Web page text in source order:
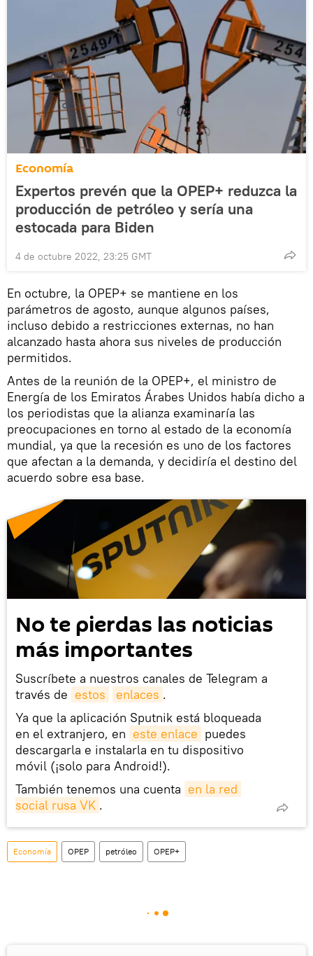
Economía
Expertos prevén que la OPEP+ reduzca la
producción de petróleo y sería una
estocada para Biden
4 de octubre 2022, 23:25 GMT
En octubre, la OPEP+ se mantiene en los
parámetros de agosto, aunque algunos países,
incluso debido a restricciones externas, no han
alcanzado hasta ahora sus niveles de producción
permitidos.
Antes de la reunión de la OPEP+, el ministro de
Energía de los Emiratos Árabes Unidos había dicho a
los periodistas que la alianza examinaría las
preocupaciones en torno al estado de la economía
mundial, ya que la recesión es uno de los factores
que afectan a la demanda, y decidiría el destino del
acuerdo sobre esa base.
No te pierdas las noticias
más importantes
Suscríbete a nuestros canales de Telegram a
través de estos enlaces .
Ya que la aplicación Sputnik está bloqueada
en el extranjero, en este enlace puedes
descargarla e instalarla en tu dispositivo
móvil (¡solo para Android!).
También tenemos una cuenta en la red
social rusa VK .
Economía OPEP petróleo OPEP+